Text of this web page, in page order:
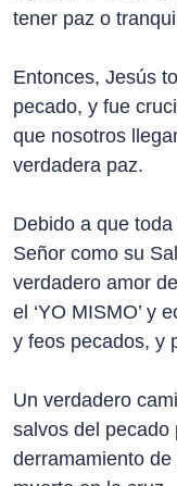
tener paz o
Entonces, Jesús
pecado, y fue
que nosotros
verdadera paz.
Debido a que
Señor como su
verdadero amor
el ‘YO MISMO’ y
y feos pecados, y
Un verdadero
salvos del pecado
derramamiento